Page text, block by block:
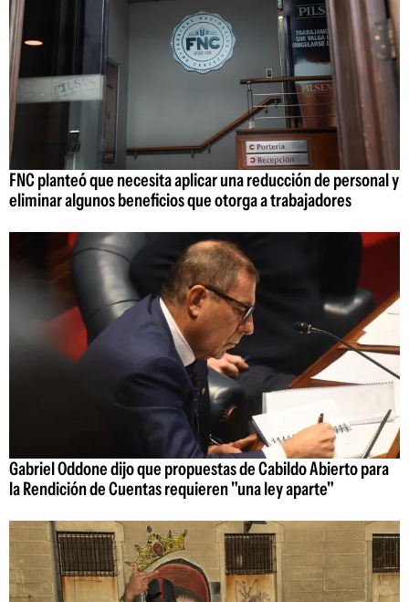
FNC planteó que necesita aplicar una reducción de personal y
eliminar algunos beneficios que otorga a trabajadores
Gabriel Oddone dijo que propuestas de Cabildo Abierto para
la Rendición de Cuentas requieren "una ley aparte"